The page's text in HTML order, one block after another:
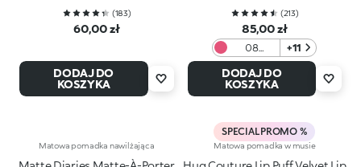
(183)
60,00 zł
DODAJ DO
KOSZYKA
(213)
85,00 zł
08
Magenta
+11
DODAJ DO
KOSZYKA
Matowa pomadka nawilżająca
SPECIAL PROMO %
Matowa pomadka w musie